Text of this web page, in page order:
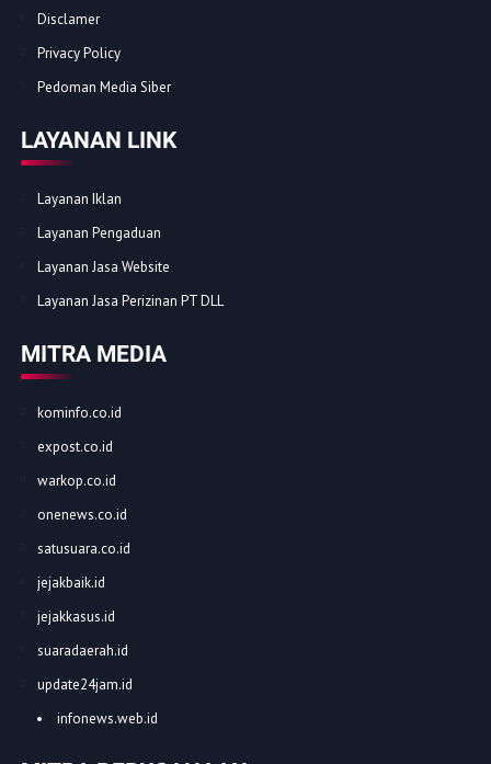
Disclamer
Privacy Policy
Pedoman Media Siber
LAYANAN LINK
Layanan Iklan
Layanan Pengaduan
Layanan Jasa Website
Layanan Jasa Perizinan PT DLL
MITRA MEDIA
kominfo.co.id
expost.co.id
warkop.co.id
onenews.co.id
satusuara.co.id
jejakbaik.id
jejakkasus.id
suaradaerah.id
update24jam.id
infonews.web.id